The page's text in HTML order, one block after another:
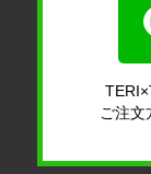
ご注文